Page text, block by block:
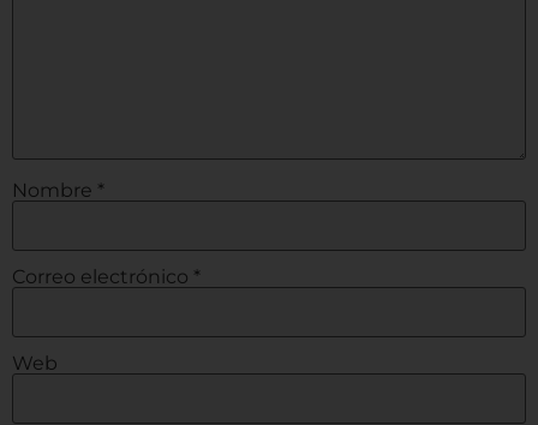
Nombre *
Correo electrónico *
Web